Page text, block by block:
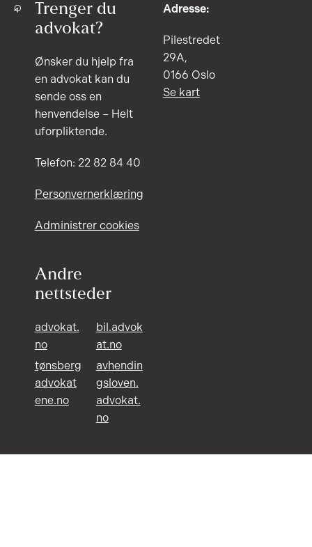
Trenger du
advokat?
Ønsker du hjelp fra
en advokat kan du
sende oss en
henvendelse – Helt
uforpliktende.
Telefon: 22 82 84 40
Personvernerklæring
Administrer cookies
Andre
nettsteder
advokat.
no
bil.advok
at.no
tønsberg
advokat
ene.no
avhendin
gsloven.
advokat.
no
Adresse:
Pilestredet
29A,
0166 Oslo
Se kart